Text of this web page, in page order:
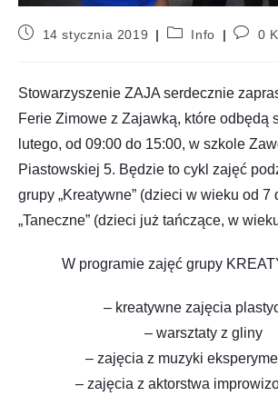
14 stycznia 2019 Info 0
Stowarzyszenie ZAJA serdecznie
Ferie Zimowe z Zajawką, które odbędą
lutego, od 09:00 do 15:00, w szkole
Piastowskiej 5. Będzie to cykl zajęć
grupy „Kreatywne” (dzieci w wieku od 7
„Taneczne” (dzieci już tańczące, w
W programie zajęć grupy
– kreatywne zajęcia
– warsztaty z gliny
– zajęcia z muzyki
– zajęcia z aktorstwa